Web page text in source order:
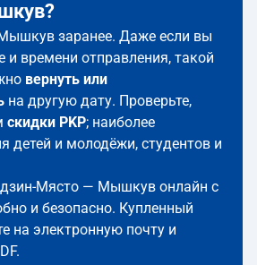
заранее. Даже если вы
и времени отправления, такой
вернуть или
на другую дату. Проверьте,
скидки PKP; наиболее
детей и молодёжи, студентов и
Място — Мышкув онлайн с
и безопасно. Купленный
на электронную почту и